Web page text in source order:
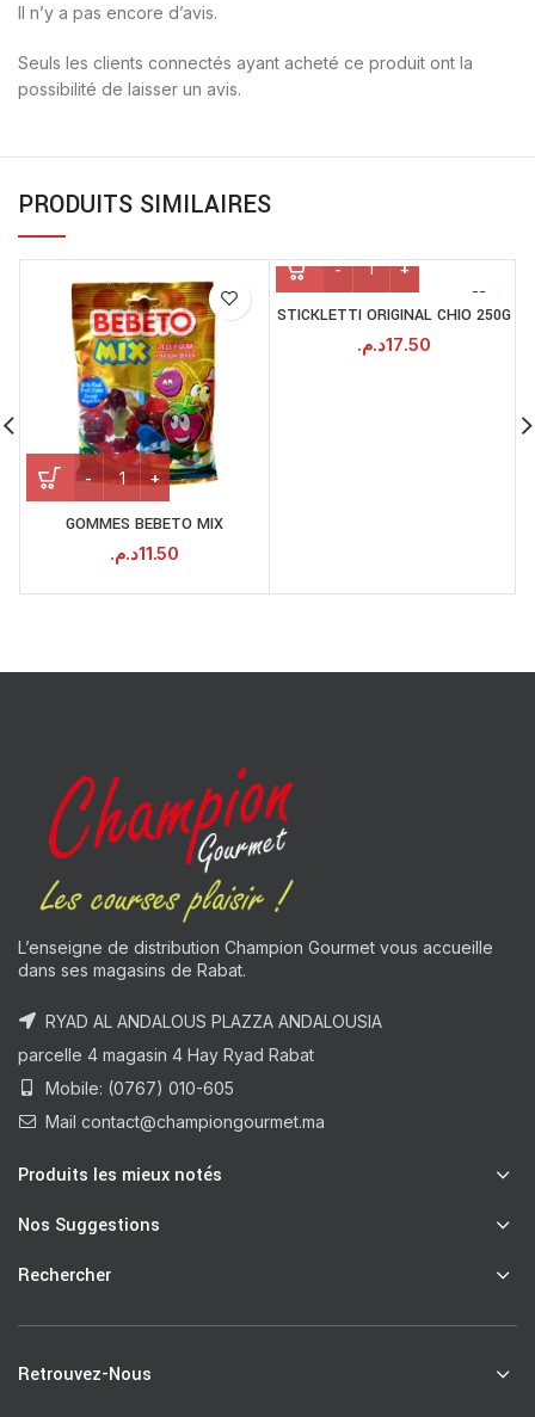
Il n’y a pas encore d’avis.
Seuls les clients connectés ayant acheté ce produit ont la
possibilité de laisser un avis.
PRODUITS SIMILAIRES
GOMMES BEBETO MIX
11.50د.م.
STICKLETTI ORIGINAL CHIO 250G
17.50د.م.
L’enseigne de distribution Champion Gourmet vous accueille
dans ses magasins de Rabat.
RYAD AL ANDALOUS PLAZZA ANDALOUSIA
parcelle 4 magasin 4 Hay Ryad Rabat
Mobile: (0767) 010-605
Mail contact@championgourmet.ma
Produits les mieux notés
Nos Suggestions
Rechercher
Retrouvez-Nous